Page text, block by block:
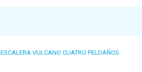
ESCALERA VULCANO CUATRO PELDAÑOS